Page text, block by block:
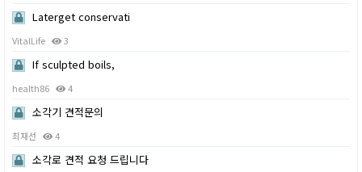
Laterget conservati
VitalLife 3
If sculpted boils,
health86 4
소각기 견적문의
최재선 4
소각로 견적 요청 드립니다